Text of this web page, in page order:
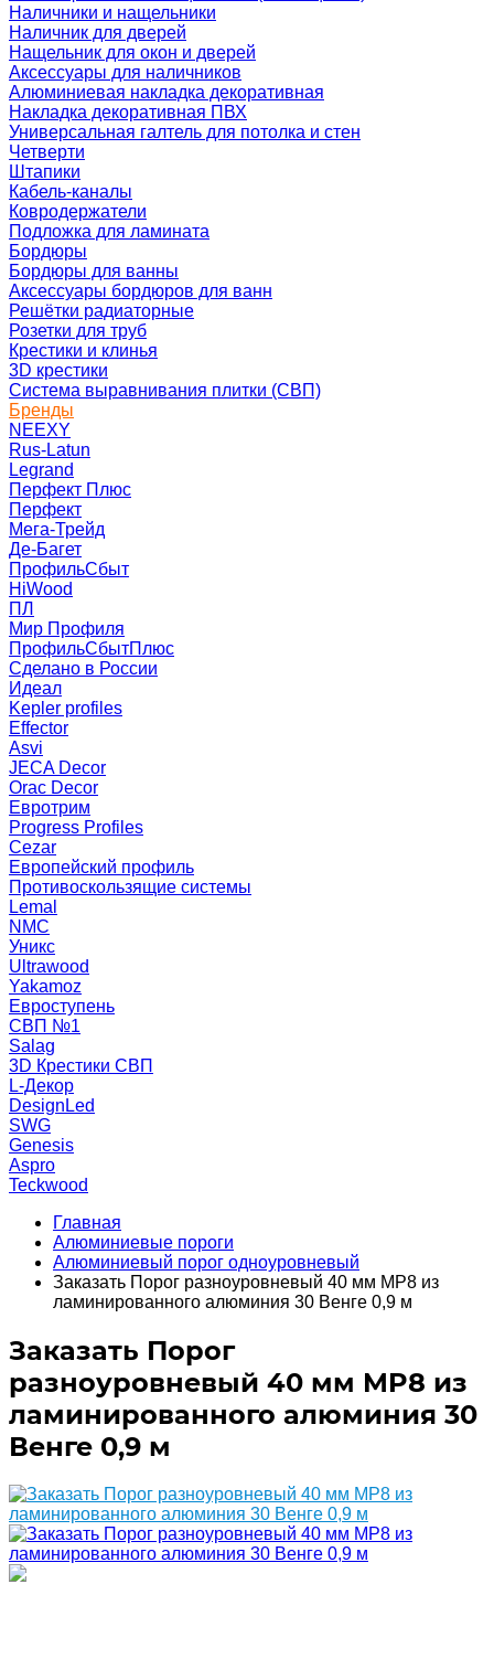
Наличники и нащельники
Наличник для дверей
Нащельник для окон и дверей
Аксессуары для наличников
Алюминиевая накладка декоративная
Накладка декоративная ПВХ
Универсальная галтель для потолка и стен
Четверти
Штапики
Кабель-каналы
Ковродержатели
Подложка для ламината
Бордюры
Бордюры для ванны
Аксессуары бордюров для ванн
Решётки радиаторные
Розетки для труб
Крестики и клинья
3D крестики
Система выравнивания плитки (СВП)
Бренды
NEEXY
Rus-Latun
Legrand
Перфект Плюс
Перфект
Мега-Трейд
Де-Багет
ПрофильСбыт
HiWood
ПЛ
Мир Профиля
ПрофильСбытПлюс
Сделано в России
Идеал
Kepler profiles
Effector
Asvi
JECA Decor
Orac Decor
Евротрим
Progress Profiles
Cezar
Европейский профиль
Противоскользящие системы
Lemal
NMC
Уникс
Ultrawood
Yakamoz
Евроступень
СВП №1
Salag
3D Крестики СВП
L-Декор
DesignLed
SWG
Genesis
Aspro
Teckwood
Главная
Алюминиевые пороги
Алюминиевый порог одноуровневый
Заказать Порог разноуровневый 40 мм MP8 из
ламинированного алюминия 30 Венге 0,9 м
Заказать Порог
разноуровневый 40 мм MP8 из
ламинированного алюминия 30
Венге 0,9 м